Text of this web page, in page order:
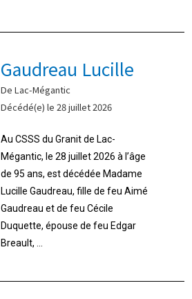
Gaudreau Lucille
De Lac-Mégantic
Décédé(e) le 28 juillet 2026
Au CSSS du Granit de Lac-
Mégantic, le 28 juillet 2026 à l’âge
de 95 ans, est décédée Madame
Lucille Gaudreau, fille de feu Aimé
Gaudreau et de feu Cécile
Duquette, épouse de feu Edgar
Breault, ...